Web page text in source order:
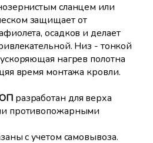
сланцем или
защищает от
осадков и делает
Низ - тонкой
нагрев полотна
время монтажа кровли.
разработан для верха
противопожарными
с учетом самовывоза.